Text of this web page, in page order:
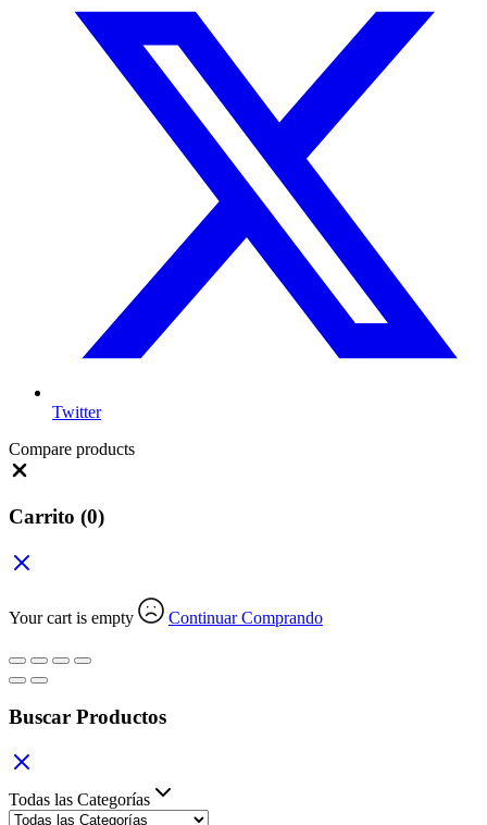
Twitter
Compare products
Carrito (0)
Your cart is empty Continuar Comprando
Buscar Productos
Todas las Categorías